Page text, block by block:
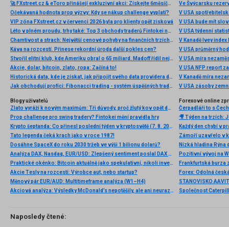
🚀 FXstreet.cz & eToro přinášejí exkluzivní akci: Získejte 6měsíční členství ve VIP zóně ZDARMA
Očekávaná hodnota prop výzvy: Kdy se nákup challenge vyplatí?
VIP zóna FXstreet.cz v červenci 2026 byla pro klienty opět zisková
Léto v plném proudu, trhy také: Top 3 obchody traderů Fintokei na indexech a zlatě
Chamtivost a strach: Největší cenové pohyby na finančních trzích (červenec 2026)
Káva na rozcestí. Přinese rekordní úroda další pokles cen?
Stvořil elitní klub, kde Ameriku obral o 65 miliard. Madoff řídil největší Ponzi dějin
Akcie, dolar, bitcoin, zlato, ropa: Začíná to!
Historická data, kde je získat, jak připojit svého data providera do MultiCharts a proč je budeme potřebovat? (4. díl)
Jak obchodují profíci: Fibonacci trading - systém úspěšných traderů
Ve Švýcarsku
V USA
V USA bude mít
V USA týdenní
V Kanadě Ivey index
V USA průměrný
V USA míra
V USA NFP report
V Kanadě míra
V USA zásoby
Blogy uživatelů
Zlato vyráží k novým maximům: Tři důvody, proč žlutý kov opět dominuje
Prop challenge pro swing tradery? Fintokei mění pravidla hry
Krypto šeptanda: Co přinesl poslední týden v kryptosvětě (7. 8. 2026)
Tato legenda čeká krach jako v roce 1987!
Dosáhne SpaceX do roku 2030 tržeb ve výši 1 bilionu dolarů?
Analýza DAX, Nasdaq, EUR/USD: Zlepšený sentiment poslal DAX na nová maxima
Praktické okénko: Bitcoin aktuálně jako spekulativní, nikoli investiční aktivum
Akcie Tesly na rozcestí: Výrobce aut, nebo startup?
Měnový pár EUR/AUD: Multitimeframe analýza (W1–H4)
Akciová analýza: Výsledky McDonald’s nepotěšily, ale ani neurazily. Jakou vizi společnost prezentovala?
Forexové online
Nízká hladina
Pozitivní vývoj na
Frankfurtská burza
Naposledy čtené: